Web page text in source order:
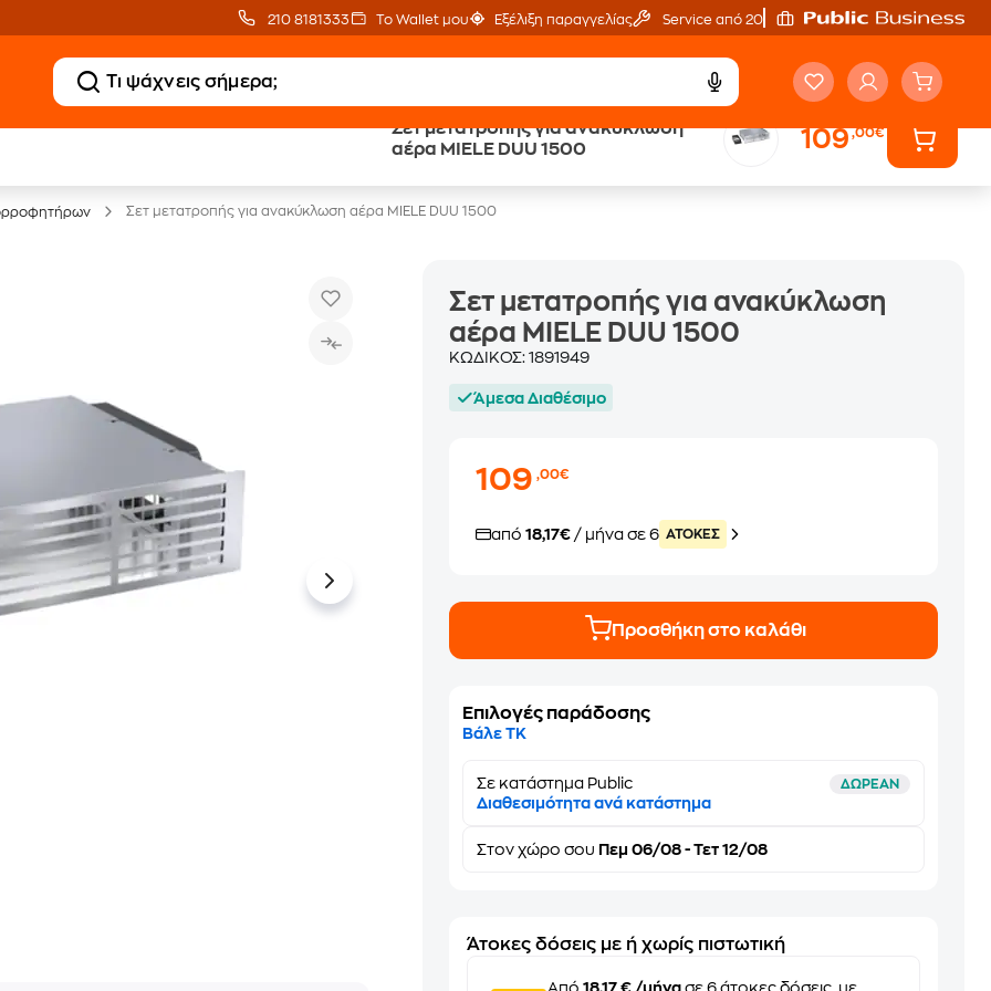
210 8181333 Το Wallet μου Εξέλιξη παραγγελίας Service από 20'
Σετ μετατροπής για ανακύκλωση
αέρα MIELE DUU 1500
109,00€
Άτοκες Δόσεις Public επιστροφή €
Σετ μετατροπής για ανακύκλωση αέρα MIELE DUU 1500
Σετ μετατροπής για ανακύκλωση
αέρα MIELE DUU 1500
ΚΩΔΙΚΟΣ:1891949
Άμεσα Διαθέσιμο
109,00€
από18,17€ / μήνα σε 6 ATOKEΣ
Προσθήκη στο καλάθι
Επιλογές παράδοσης
Βάλε ΤΚ
Σε κατάστημα Public ΔΩΡΕΑΝ
Διαθεσιμότητα ανά κατάστημα
Στονχώρο σου Πεμ 06/08 - Τετ 12/08
Άτοκες δόσεις με ή χωρίς πιστωτική
Από18,17 € /μήνα σε 6 άτοκες δόσεις, με